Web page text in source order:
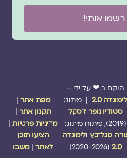
רשמו אותי!
הוקם ב ❤ על ידי –
לימונדה 2.0
| מיתוג:
סטודיו נופר דסקל
סגל־כץולימונדה
2.0
(2020-2026)
מפת אתר|
תקנון אתר|
מדיניות פרטיות|
הציעו תוכן
לאתר| משבו